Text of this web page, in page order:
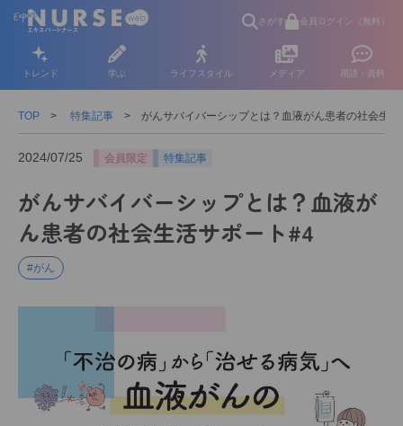
さがす 会員ログイン（無料）
トレンド 学ぶ ライフスタイル メディア 用語・資料
TOP 特集記事 がんサバイバーシップとは？血液がん患者の社会生
2024/07/25 会員限定 特集記事
がんサバイバーシップとは？血液が
ん患者の社会生活サポート#4
#がん